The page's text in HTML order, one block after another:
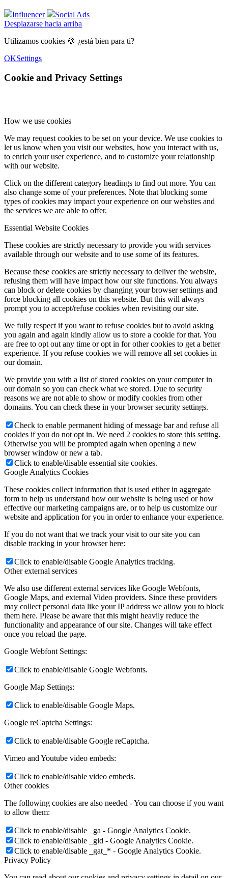
Influencer
Social Ads
Desplazarse hacia arriba
Utilizamos cookies 🍪 ¿está bien para ti?
OKSettings
Cookie and Privacy Settings
How we use cookies
We may request cookies to be set on your device. We use cookies to
let us know when you visit our websites, how you interact with us,
to enrich your user experience, and to customize your relationship
with our website.
Click on the different category headings to find out more. You can
also change some of your preferences. Note that blocking some
types of cookies may impact your experience on our websites and
the services we are able to offer.
Essential Website Cookies
These cookies are strictly necessary to provide you with services
available through our website and to use some of its features.
Because these cookies are strictly necessary to deliver the website,
refusing them will have impact how our site functions. You always
can block or delete cookies by changing your browser settings and
force blocking all cookies on this website. But this will always
prompt you to accept/refuse cookies when revisiting our site.
We fully respect if you want to refuse cookies but to avoid asking
you again and again kindly allow us to store a cookie for that. You
are free to opt out any time or opt in for other cookies to get a better
experience. If you refuse cookies we will remove all set cookies in
our domain.
We provide you with a list of stored cookies on your computer in
our domain so you can check what we stored. Due to security
reasons we are not able to show or modify cookies from other
domains. You can check these in your browser security settings.
Check to enable permanent hiding of message bar and refuse all
cookies if you do not opt in. We need 2 cookies to store this setting.
Otherwise you will be prompted again when opening a new
browser window or new a tab.
Click to enable/disable essential site cookies.
Google Analytics Cookies
These cookies collect information that is used either in aggregate
form to help us understand how our website is being used or how
effective our marketing campaigns are, or to help us customize our
website and application for you in order to enhance your experience.
If you do not want that we track your visit to our site you can
disable tracking in your browser here:
Click to enable/disable Google Analytics tracking.
Other external services
We also use different external services like Google Webfonts,
Google Maps, and external Video providers. Since these providers
may collect personal data like your IP address we allow you to block
them here. Please be aware that this might heavily reduce the
functionality and appearance of our site. Changes will take effect
once you reload the page.
Google Webfont Settings:
Click to enable/disable Google Webfonts.
Google Map Settings:
Click to enable/disable Google Maps.
Google reCaptcha Settings:
Click to enable/disable Google reCaptcha.
Vimeo and Youtube video embeds:
Click to enable/disable video embeds.
Other cookies
The following cookies are also needed - You can choose if you want
to allow them:
Click to enable/disable _ga - Google Analytics Cookie.
Click to enable/disable _gid - Google Analytics Cookie.
Click to enable/disable _gat_* - Google Analytics Cookie.
Privacy Policy